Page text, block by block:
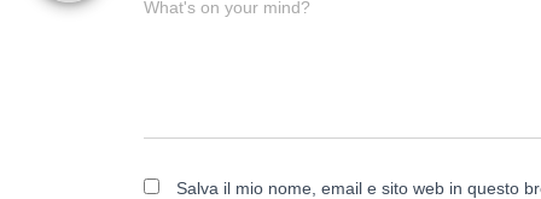
What's on your mind?
Salva il mio nome, email e sito web in questo